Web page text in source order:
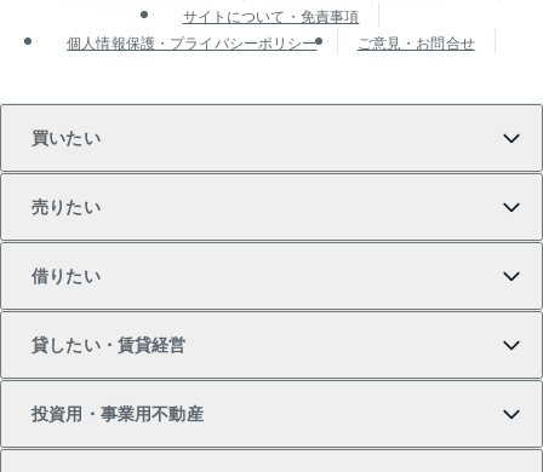
サイトについて・免責事項
個人情報保護・プライバシーポリシー
ご意見・お問合せ
買いたい
新築・分譲マンションの購入
中古マンションの購入
売りたい
マンションの売却・査定
一戸建ての売却・査定
借りたい
借りたいTOP
物件を借りる
貸したい・賃貸経営
貸したいTOP
投資用・事業用不動産